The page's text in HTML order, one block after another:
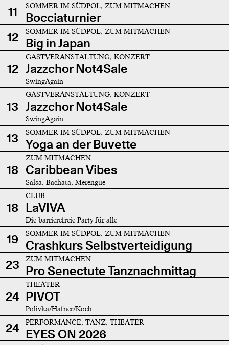
11 SOMMER IM SÜDPOL, ZUM MITMACHEN
Bocciaturnier
12
SOMMER IM SÜDPOL, ZUM MITMACHEN
Big in Japan
12
GASTVERANSTALTUNG, KONZERT
Jazzchor Not4Sale
SwingAgain
13
GASTVERANSTALTUNG, KONZERT
Jazzchor Not4Sale
SwingAgain
13 SOMMER IM SÜDPOL, ZUM MITMACHEN
Yoga an der Buvette
18
ZUM MITMACHEN
Caribbean Vibes
Salsa, Bachata, Merengue
18
CLUB
LaVIVA
Die barrierefreie Party für alle
19 SOMMER IM SÜDPOL, ZUM MITMACHEN
Crashkurs Selbstverteidigung
23
ZUM MITMACHEN
Pro Senectute Tanznachmittag
24
THEATER
PIVOT
Polivka/Hafner/Koch
24 PERFORMANCE, TANZ, THEATER
EYES ON 2026